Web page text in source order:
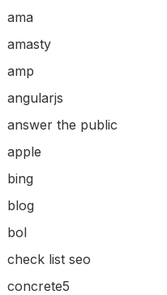
ama
amasty
amp
angularjs
answer the public
apple
bing
blog
bol
check list seo
concrete5